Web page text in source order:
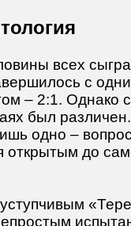
всех
с
– 2:1. Однако
был
одно –
открытым до